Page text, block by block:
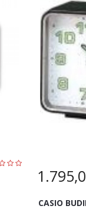
CASIO